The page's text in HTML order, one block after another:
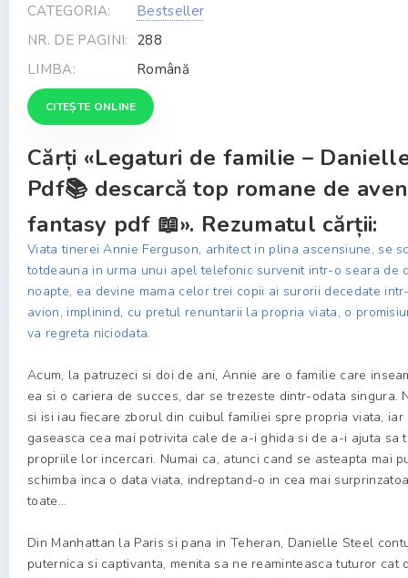
CATEGORIA:
Bestseller
NR. DE PAGINI: 288
LIMBA:
Română
CITEȘTE ONLINE
Cărți «Legaturi de familie –
Pdf📚 descarcă top romane de
fantasy pdf 📖». Rezumatul cărții:
Viata tinerei Annie Ferguson, arhitect in plina ascensiune, se
totdeauna in urma unui apel telefonic survenit intr-o seara de
noapte, ea devine mama celor trei copii ai surorii decedate
avion, implinind, cu pretul renuntarii la propria viata, o
va regreta niciodata.
Acum, la patruzeci si doi de ani, Annie are o familie care
ea si o cariera de succes, dar se trezeste dintr-odata singura.
si isi iau fiecare zborul din cuibul familiei spre propria viata,
gaseasca cea mai potrivita cale de a-i ghida si de a-i ajuta sa
propriile lor incercari. Numai ca, atunci cand se asteapta mai
schimba inca o data viata, indreptand-o in cea mai
toate...
Din Manhattan la Paris si pana in Teheran, Danielle Steel
puternica si captivanta, menita sa ne reaminteasca tuturor cat